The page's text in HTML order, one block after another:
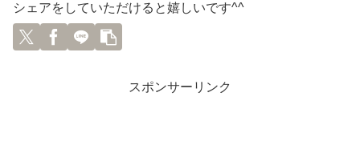
シェアをしていただけると嬉しいです^^
スポンサーリンク